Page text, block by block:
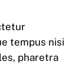
tempus nisi
pharetra